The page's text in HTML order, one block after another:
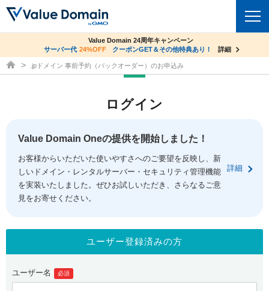
ドメイントップ
ドメイン移管
ドメイン価格一覧
ドメイン一括検索
.jpドメインオークション
gTLDオークション NEW!
.jpドメインバックオーダー
コアサーバー
バリューサーバー
XREA
セキュリティトップ
Value Domain ネットde診断
SSL証明書
サービストップ
お得意様割引
紹介制度
facebook
ログイン
co.jpドメイン✕コアサーバーV2ビジネス応援キャンペーン
サーバー料金1年間無料
詳細
Value Domain 24周年キャンペーン
サーバー代 24%OFF クーポンGET＆その他特典あり！ 詳細
ドメイン取得ならバリュードメイン
.jpドメイン 事前予約（バックオーダー）のお申込み
ログイン
Value Domain Oneの提供を開始しました！
お客様からいただいた使いやすさへのご要望を反映し、新
しいドメイン・レンタルサーバー・セキュリティ管理機能
を実装いたしました。ぜひお試しいただき、さらなるご意
見をお寄せください。
詳細
ユーザー登録済みの方
ユーザー名 必須